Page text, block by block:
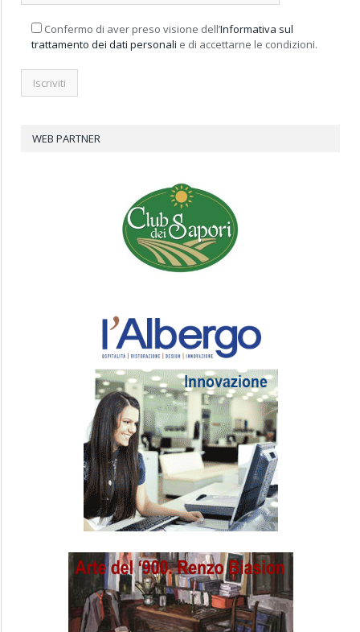
Confermo di aver preso visione dell’Informativa sul
trattamento dei dati personali e di accettarne le condizioni.
WEB PARTNER